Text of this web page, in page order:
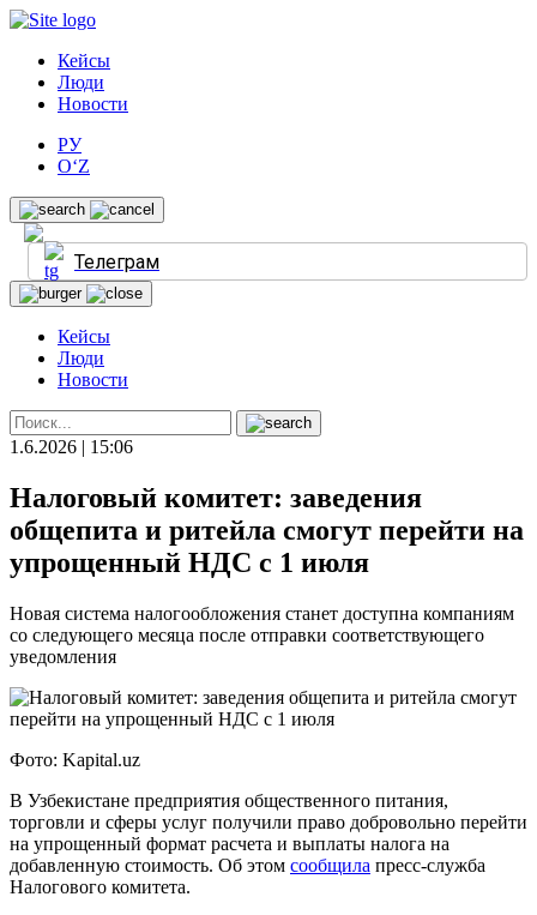
Кейсы
Люди
Новости
РУ
O‘Z
Телеграм
Кейсы
Люди
Новости
1.6.2026 | 15:06
Налоговый комитет: заведения
общепита и ритейла смогут перейти на
упрощенный НДС с 1 июля
Новая система налогообложения станет доступна компаниям
со следующего месяца после отправки соответствующего
уведомления
Фото: Kapital.uz
В Узбекистане предприятия общественного питания,
торговли и сферы услуг получили право добровольно перейти
на упрощенный формат расчета и выплаты налога на
добавленную стоимость. Об этом сообщила пресс-служба
Налогового комитета.